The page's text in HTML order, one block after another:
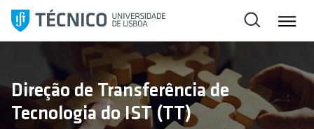
l
Direção de Transferência de
Tecnologia do IST (TT)